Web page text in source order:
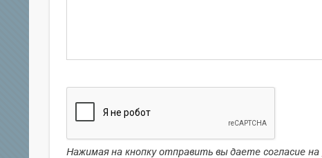
Нажимая на кнопку отправить вы даете согласие на